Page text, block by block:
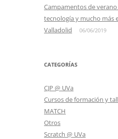
Campamentos de verano
tecnología y mucho más
Valladolid
06/06/2019
CATEGORÍAS
CJP @ UVa
Cursos de formación y
MATCH
Otros
Scratch @ UVa